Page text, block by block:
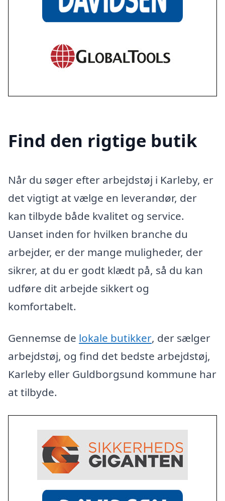
Find den rigtige butik
Når du søger efter arbejdstøj i Karleby, er
det vigtigt at vælge en leverandør, der
kan tilbyde både kvalitet og service.
Uanset inden for hvilken branche du
arbejder, er der mange muligheder, der
sikrer, at du er godt klædt på, så du kan
udføre dit arbejde sikkert og
komfortabelt.
Gennemse de lokale butikker, der sælger
arbejdstøj, og find det bedste arbejdstøj,
Karleby eller Guldborgsund kommune har
at tilbyde.